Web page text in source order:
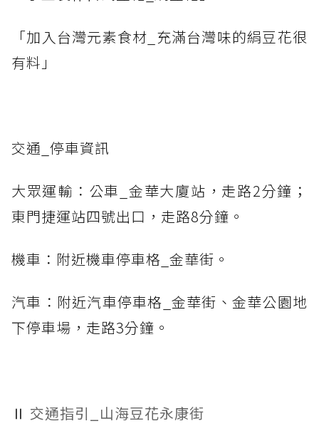
「加入台灣元素食材_充滿台灣味的絹豆花很
有料」
交通_停車資訊
大眾運輸：公車_金華大廈站，走路2分鐘；
東門捷運站四號出口，走路8分鐘。
機車：附近機車停車格_金華街。
汽車：附近汽車停車格_金華街、金華公園地
下停車場，走路3分鐘。
Ⅱ 交通指引_山海豆花永康街